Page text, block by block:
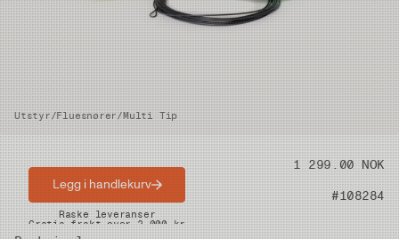
Utstyr/Fluesnører/Multi Tip
Pris 1 299.00 NOK
Artikkelnummer #108284
Legg i handlekurv
Raske leveranser
Gratis frakt over 2.000 kr